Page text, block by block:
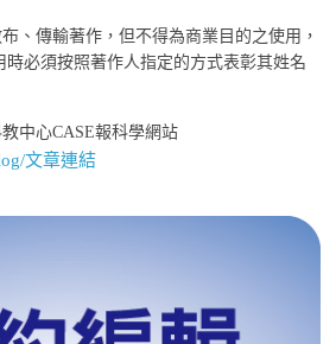
、傳輸著作，但不得為商業目的之使用，
必須按照著作人指定的方式表彰其姓名
中心CASE報科學網站
文章連結